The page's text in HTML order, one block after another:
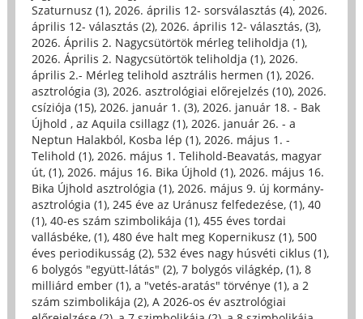
Szaturnusz (1), 2026. április 12- sorsválasztás (4), 2026.
április 12- választás (2), 2026. április 12- választás, (3),
2026. Április 2. Nagycsütörtök mérleg teliholdja (1),
2026. Április 2. Nagycsütörtök teliholdja (1), 2026.
április 2.- Mérleg telihold asztrális hermen (1), 2026.
asztrológia (3), 2026. asztrológiai előrejelzés (10), 2026.
csíziója (15), 2026. január 1. (3), 2026. január 18. - Bak
Újhold , az Aquila csillagz (1), 2026. január 26. - a
Neptun Halakból, Kosba lép (1), 2026. május 1. -
Telihold (1), 2026. május 1. Telihold-Beavatás, magyar
út, (1), 2026. május 16. Bika Újhold (1), 2026. május 16.
Bika Újhold asztrológia (1), 2026. május 9. új kormány-
asztrológia (1), 245 éve az Uránusz felfedezése, (1), 40
(1), 40-es szám szimbolikája (1), 455 éves tordai
vallásbéke, (1), 480 éve halt meg Kopernikusz (1), 500
éves periodikusság (2), 532 éves nagy húsvéti ciklus (1),
6 bolygós "együtt-látás" (2), 7 bolygós világkép, (1), 8
milliárd ember (1), a "vetés-aratás" törvénye (1), a 2
szám szimbolikája (2), A 2026-os év asztrológiai